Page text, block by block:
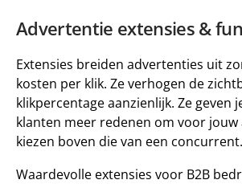
Advertentie extensies &
Extensies breiden advertenties uit
kosten per klik. Ze verhogen de
klikpercentage aanzienlijk. Ze geven
klanten meer redenen om voor
kiezen boven die van een concurrent.